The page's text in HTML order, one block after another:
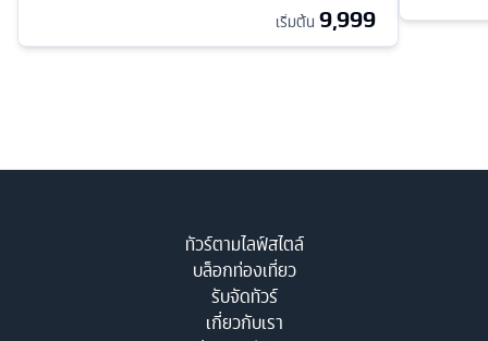
เริ่มต้น 9,999
ทัวร์ตามไลฟ์สไตล์
บล็อกท่องเที่ยว
รับจัดทัวร์
เกี่ยวกับเรา